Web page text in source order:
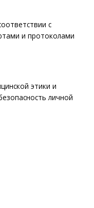
с
и протоколами
этики и
личной